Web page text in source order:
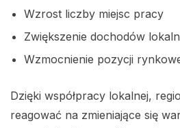
Wzrost liczby miejsc pracy
Zwiększenie dochodów
Wzmocnienie pozycji
Dzięki współpracy lokalnej,
reagować na zmieniające się